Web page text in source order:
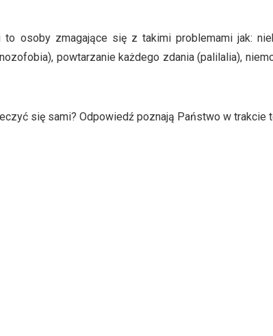
osoby zmagające się z takimi problemami jak:
powtarzanie każdego zdania (palilalia),
się sami? Odpowiedź poznają Państwo w trakcie